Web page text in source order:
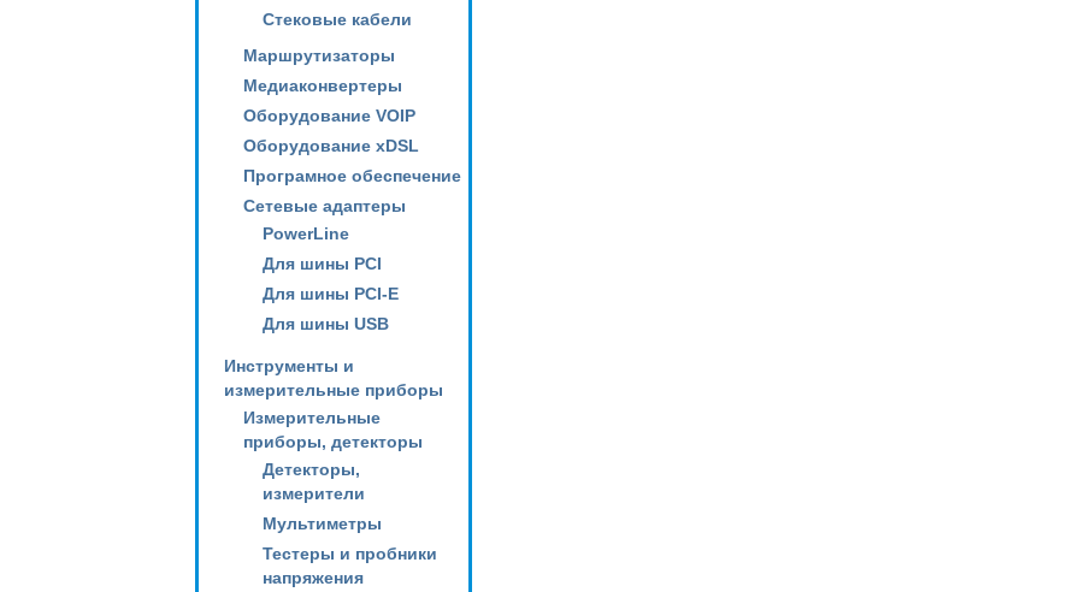
Стековые кабели
Маршрутизаторы
Медиаконвертеры
Оборудование VOIP
Оборудование xDSL
Програмное обеспечение
Сетевые адаптеры
PowerLine
Для шины PCI
Для шины PCI-E
Для шины USB
Инструменты и
измерительные приборы
Измерительные
приборы, детекторы
Детекторы,
измерители
Мультиметры
Тестеры и пробники
напряжения